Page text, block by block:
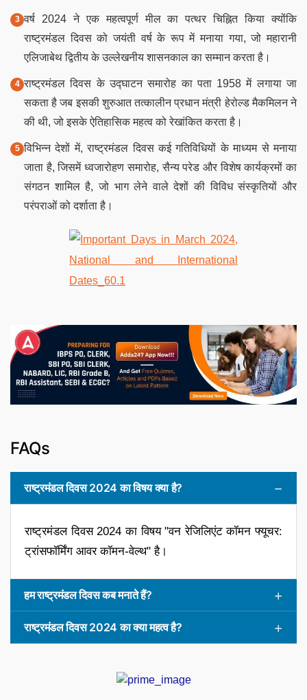
वर्ष 2024 ने एक महत्वपूर्ण मील का पत्थर चिह्नित किया क्योंकि
राष्ट्रमंडल दिवस को जयंती वर्ष के रूप में मनाया गया, जो महारानी
एलिजाबेथ द्वितीय के उल्लेखनीय शासनकाल का सम्मान करता है।
राष्ट्रमंडल दिवस के उद्घाटन समारोह का पता 1958 में लगाया जा
सकता है जब इसकी शुरुआत तत्कालीन प्रधान मंत्री हेरोल्ड मैकमिलन ने
की थी, जो इसके ऐतिहासिक महत्व को रेखांकित करता है।
विभिन्न देशों में, राष्ट्रमंडल दिवस कई गतिविधियों के माध्यम से मनाया
जाता है, जिसमें ध्वजारोहण समारोह, सैन्य परेड और विशेष कार्यक्रमों का
संगठन शामिल है, जो भाग लेने वाले देशों की विविध संस्कृतियों और
परंपराओं को दर्शाता है।
FAQs
राष्ट्रमंडल दिवस 2024 का विषय क्या है?
राष्ट्रमंडल दिवस 2024 का विषय "वन रेजिलिएंट कॉमन फ्यूचर:
ट्रांसफॉर्मिंग आवर कॉमन-वेल्थ" है।
हम राष्ट्रमंडल दिवस कब मनाते हैं?
राष्ट्रमंडल दिवस 2024 का क्या महत्व है?